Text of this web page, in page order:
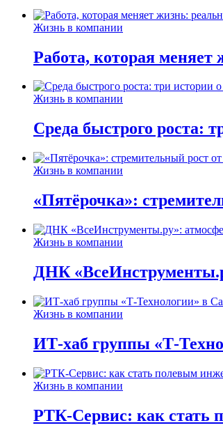
Жизнь в компании
Работа, которая
Жизнь в компании
Среда быстрого роста:
Жизнь в компании
«Пятёрочка»:
Жизнь в компании
ДНК
Жизнь в компании
ИТ-хаб группы «Т-
Жизнь в компании
РТК-Сервис: как стать